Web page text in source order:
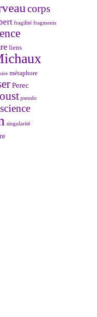
corps
fragilité fragments
liens
métaphore
Perec
pseudo
science
singularité